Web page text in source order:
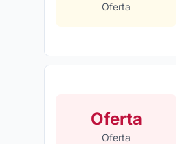
Oferta
Oferta
Oferta